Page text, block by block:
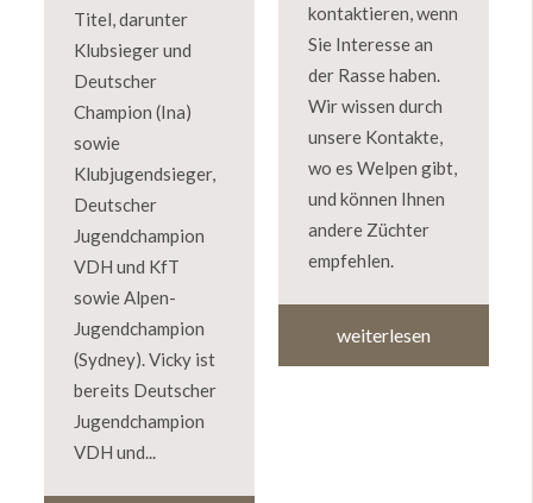
Titel, darunter
Klubsieger und
Deutscher
Champion (Ina)
sowie
Klubjugendsieger,
Deutscher
Jugendchampion
VDH und KfT
sowie Alpen-
Jugendchampion
(Sydney). Vicky ist
bereits Deutscher
Jugendchampion
VDH und...
kontaktieren, wenn
Sie Interesse an
der Rasse haben.
Wir wissen durch
unsere Kontakte,
wo es Welpen gibt,
und können Ihnen
andere Züchter
empfehlen.
weiterlesen